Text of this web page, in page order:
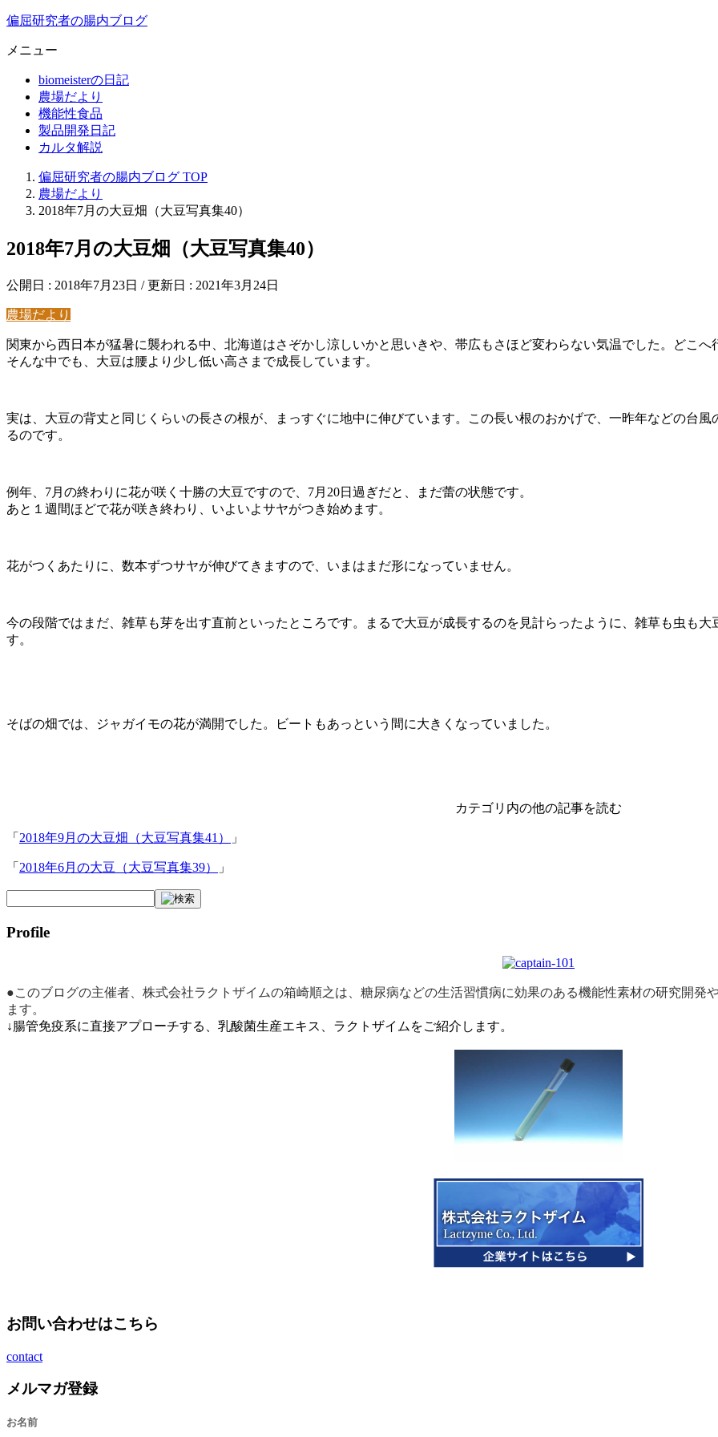
偏屈研究者の腸内ブログ
メニュー
biomeisterの日記
農場だより
機能性食品
製品開発日記
カルタ解説
偏屈研究者の腸内ブログ TOP
農場だより
2018年7月の大豆畑（大豆写真集40）
2018年7月の大豆畑（大豆写真集40）
公開日 : 2018年7月23日 / 更新日 : 2021年3月24日
農場だより
関東から西日本が猛暑に襲われる中、北海道はさぞかし涼しいかと思いきや、帯広もさほど変わらない気温でした。どこへ
そんな中でも、大豆は腰より少し低い高さまで成長しています。
実は、大豆の背丈と同じくらいの長さの根が、まっすぐに地中に伸びています。この長い根のおかげで、一昨年などの台
るのです。
例年、7月の終わりに花が咲く十勝の大豆ですので、7月20日過ぎだと、まだ蕾の状態です。
あと１週間ほどで花が咲き終わり、いよいよサヤがつき始めます。
花がつくあたりに、数本ずつサヤが伸びてきますので、いまはまだ形になっていません。
今の段階ではまだ、雑草も芽を出す直前といったところです。まるで大豆が成長するのを見計らったように、雑草も虫も
す。
そばの畑では、ジャガイモの花が満開でした。ビートもあっという間に大きくなっていました。
カテゴリ内の他の記事を読む
「 2018年9月の大豆畑（大豆写真集41） 」
「 2018年6月の大豆（大豆写真集39） 」
Profile
●このブログの主催者、株式会社ラクトザイムの箱崎順之は、糖尿病などの生活習慣病に効果のある機能性素材の研究開発
ます。
↓腸管免疫系に直接アプローチする、乳酸菌生産エキス、ラクトザイムをご紹介します。
お問い合わせはこちら
contact
メルマガ登録
お名前